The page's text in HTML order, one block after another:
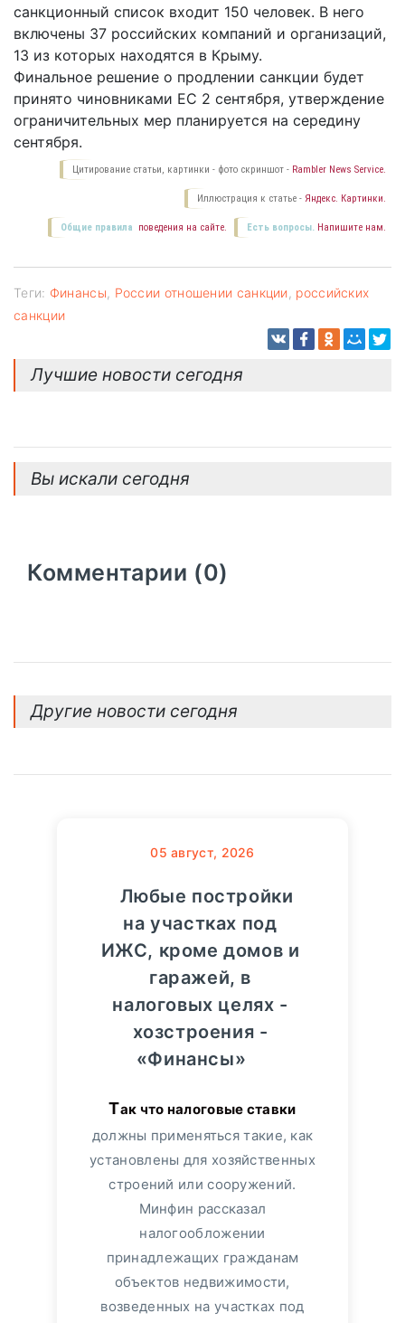
санкционный список входит 150 человек. В него
включены 37 российских компаний и организаций,
13 из которых находятся в Крыму.
Финальное решение о продлении санкции будет
принято чиновниками ЕС 2 сентября, утверждение
ограничительных мер планируется на середину
сентября.
Цитирование статьи, картинки - фото скриншот - Rambler News Service.
Иллюстрация к статье - Яндекс. Картинки.
Есть вопросы. Напишите нам.
Общие правила поведения на сайте.
Теги: Финансы России отношении санкции российских
санкции
Лучшие новости сегодня
Вы искали сегодня
Комментарии (0)
Другие новости сегодня
05 август, 2026
Любые постройки
на участках под
ИЖС, кроме домов и
гаражей, в
налоговых целях -
хозстроения -
«Финансы»
Так что налоговые ставки
должны применяться такие, как
установлены для хозяйственных
строений или сооружений.
Минфин рассказал
налогообложении
принадлежащих гражданам
объектов недвижимости,
возведенных на участках под